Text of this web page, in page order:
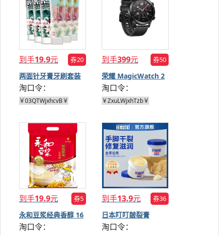
到手19.9元 券20
两面针牙膏牙刷套装
淘口令：
￥03QTWjxhcvB￥
到手399元 券50
荣耀 MagicWatch 2
智能手表
淘口令：
￥ZxuLWjxhTzb￥
到手19.9元 券5
永和豆浆经典香醇 16
包
淘口令：
到手13.9元 券36
日本叮叮皴裂膏
50g*2盒
淘口令：